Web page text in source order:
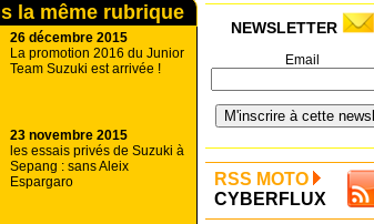
la même rubrique
26 décembre 2015
La promotion 2016 du Junior
Team Suzuki est arrivée !
23 novembre 2015
les essais privés de Suzuki à
Sepang : sans Aleix
Espargaro
NEWSLETTER
Email
RSS MOTO
CYBERFLUX